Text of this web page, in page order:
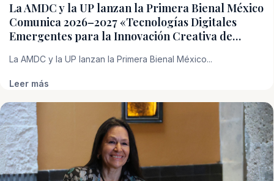
La AMDC y la UP lanzan la Primera Bienal México
Comunica 2026–2027 «Tecnologías Digitales
Emergentes para la Innovación Creativa de…
La AMDC y la UP lanzan la Primera Bienal México...
Leer más